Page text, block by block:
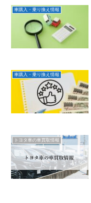
車購入・乗り換え情報
車購入・乗り換え情報
トヨタ車の車買取情報